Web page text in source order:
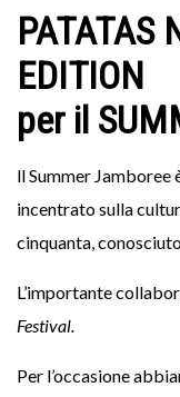
PATATAS
EDITION
per il
ll Summer Jamboree
incentrato sulla
cinquanta,
L’importante
Festival.
Per l’occasione